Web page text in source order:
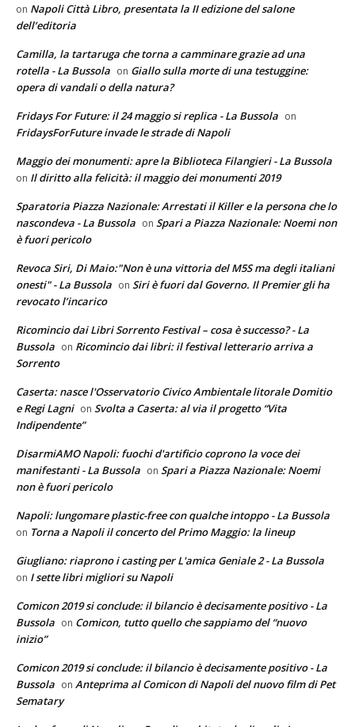
on Napoli Città Libro, presentata la II edizione del salone
dell’editoria
Camilla, la tartaruga che torna a camminare grazie ad una
rotella - La Bussola on Giallo sulla morte di una testuggine:
opera di vandali o della natura?
Fridays For Future: il 24 maggio si replica - La Bussola on
FridaysForFuture invade le strade di Napoli
Maggio dei monumenti: apre la Biblioteca Filangieri - La Bussola
on Il diritto alla felicità: il maggio dei monumenti 2019
Sparatoria Piazza Nazionale: Arrestati il Killer e la persona che lo
nascondeva - La Bussola on Spari a Piazza Nazionale: Noemi non
è fuori pericolo
Revoca Siri, Di Maio:"Non è una vittoria del M5S ma degli italiani
onesti" - La Bussola on Siri è fuori dal Governo. Il Premier gli ha
revocato l’incarico
Ricomincio dai Libri Sorrento Festival – cosa è successo? - La
Bussola on Ricomincio dai libri: il festival letterario arriva a
Sorrento
Caserta: nasce l'Osservatorio Civico Ambientale litorale Domitio
e Regi Lagni on Svolta a Caserta: al via il progetto “Vita
Indipendente”
DisarmiAMO Napoli: fuochi d'artificio coprono la voce dei
manifestanti - La Bussola on Spari a Piazza Nazionale: Noemi
non è fuori pericolo
Napoli: lungomare plastic-free con qualche intoppo - La Bussola
on Torna a Napoli il concerto del Primo Maggio: la lineup
Giugliano: riaprono i casting per L'amica Geniale 2 - La Bussola
on I sette libri migliori su Napoli
Comicon 2019 si conclude: il bilancio è decisamente positivo - La
Bussola on Comicon, tutto quello che sappiamo del “nuovo
inizio”
Comicon 2019 si conclude: il bilancio è decisamente positivo - La
Bussola on Anteprima al Comicon di Napoli del nuovo film di Pet
Sematary